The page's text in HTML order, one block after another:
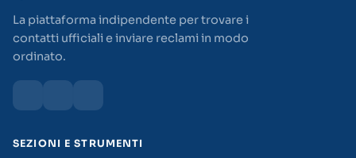
La piattaforma indipendente per trovare i
contatti ufficiali e inviare reclami in modo
ordinato.
SEZIONI E STRUMENTI